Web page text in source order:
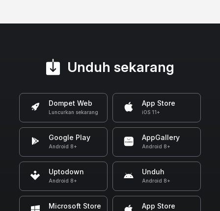
Unduh sekarang
Dompet Web
Luncurkan sekarang
App Store
iOS 11+
Google Play
Android 8+
AppGallery
Android 8+
Uptodown
Android 8+
Unduh
Android 8+
Microsoft Store App Store